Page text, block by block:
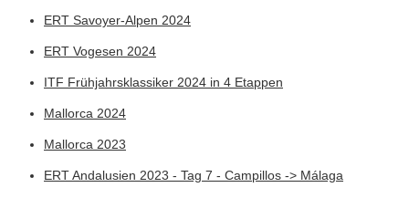
ERT Savoyer-Alpen 2024
ERT Vogesen 2024
ITF Frühjahrsklassiker 2024 in 4 Etappen
Mallorca 2024
Mallorca 2023
ERT Andalusien 2023 - Tag 7 - Campillos -> Málaga